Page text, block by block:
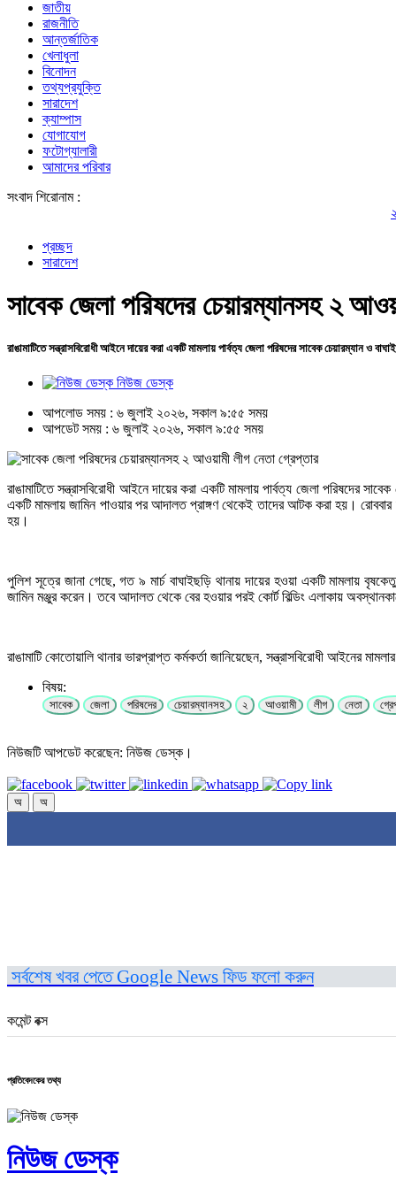
জাতীয়
রাজনীতি
আন্তর্জাতিক
খেলাধুলা
বিনোদন
তথ্যপ্রযুক্তি
সারাদেশ
ক্যাম্পাস
যোগাযোগ
ফটোগ্যালারী
আমাদের পরিবার
সংবাদ শিরোনাম :
২০ টাকার
প্রচ্ছদ
সারাদেশ
সাবেক জেলা পরিষদের চেয়ারম্যানসহ ২
রাঙামাটিতে সন্ত্রাসবিরোধী আইনে দায়ের করা একটি মামলায় পার্বত্য জেলা পরিষদের সাবেক চেয়ারম্যান ও
নিউজ ডেস্ক
আপলোড সময় : ৬ জুলাই ২০২৬, সকাল ৯:৫৫ সময়
আপডেট সময় : ৬ জুলাই ২০২৬, সকাল ৯:৫৫ সময়
রাঙামাটিতে সন্ত্রাসবিরোধী আইনে দায়ের করা একটি মামলায় পার্বত্য জেলা
একটি মামলায় জামিন পাওয়ার পর আদালত প্রাঙ্গণ থেকেই তাদের আটক করা হয়।
হয়।
পুলিশ সূত্রে জানা গেছে, গত ৯ মার্চ বাঘাইছড়ি থানায় দায়ের হওয়া একটি মামলায়
জামিন মঞ্জুর করেন। তবে আদালত থেকে বের হওয়ার পরই কোর্ট বিল্ডিং এলাকায়
রাঙামাটি কোতোয়ালি থানার ভারপ্রাপ্ত কর্মকর্তা জানিয়েছেন, সন্ত্রাসবিরোধী আইনের
বিষয়:
সাবেক জেলা পরিষদের চেয়ারম্যানসহ ২ আওয়ামী লীগ নেতা
নিউজটি আপডেট করেছেন: নিউজ ডেস্ক।
অ অ
সর্বশেষ খবর পেতে Google News ফিড ফলো করুন
কমেন্ট বক্স
প্রতিবেদকের তথ্য
নিউজ ডেস্ক